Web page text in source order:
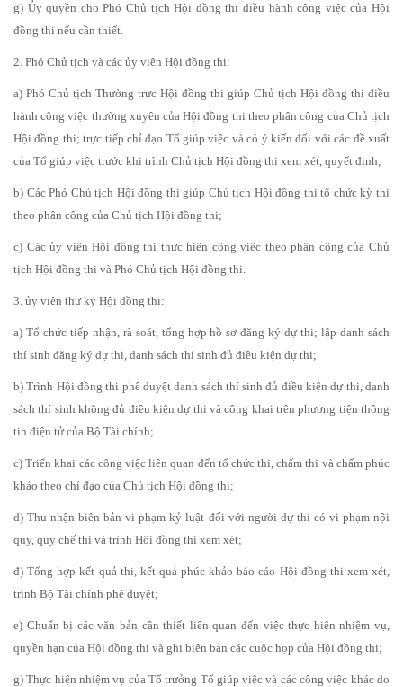
g) Ủy quyền cho Phó Chủ tịch Hội đồng thi điều hành công việc của Hội
đồng thi nếu cần thiết.
2. Phó Chủ tịch và các ủy viên Hội đồng thi:
a) Phó Chủ tịch Thường trực Hội đồng thi giúp Chủ tịch Hội đồng thi điều
hành công việc thường xuyên của Hội đồng thi theo phân công của Chủ tịch
Hội đồng thi; trực tiếp chỉ đạo Tổ giúp việc và có ý kiến đối với các đề xuất
của Tổ giúp việc trước khi trình Chủ tịch Hội đồng thi xem xét, quyết định;
b) Các Phó Chủ tịch Hội đồng thi giúp Chủ tịch Hội đồng thi tổ chức kỳ thi
theo phân công của Chủ tịch Hội đồng thi;
c) Các ủy viên Hội đồng thi thực hiện công việc theo phân công của Chủ
tịch Hội đồng thi và Phó Chủ tịch Hội đồng thi.
3. ủy viên thư ký Hội đồng thi:
a) Tổ chức tiếp nhận, rà soát, tổng hợp hồ sơ đăng ký dự thi; lập danh sách
thí sinh đăng ký dự thi, danh sách thí sinh đủ điều kiện dự thi;
b) Trình Hội đồng thi phê duyệt danh sách thí sinh đủ điều kiện dự thi, danh
sách thí sinh không đủ điều kiện dự thi và công khai trên phương tiện thông
tin điện tử của Bộ Tài chính;
c) Triển khai các công việc liên quan đến tổ chức thi, chấm thi và chấm phúc
khảo theo chỉ đạo của Chủ tịch Hội đồng thi;
d) Thu nhận biên bản vi phạm kỷ luật đối với người dự thi có vi phạm nội
quy, quy chế thi và trình Hội đồng thi xem xét;
đ) Tổng hợp kết quả thi, kết quả phúc khảo báo cáo Hội đồng thi xem xét,
trình Bộ Tài chính phê duyệt;
e) Chuẩn bị các văn bản cần thiết liên quan đến việc thực hiện nhiệm vụ,
quyền hạn của Hội đồng thi và ghi biên bản các cuộc họp của Hội đồng thi;
g) Thực hiện nhiệm vụ của Tổ trưởng Tổ giúp việc và các công việc khác do